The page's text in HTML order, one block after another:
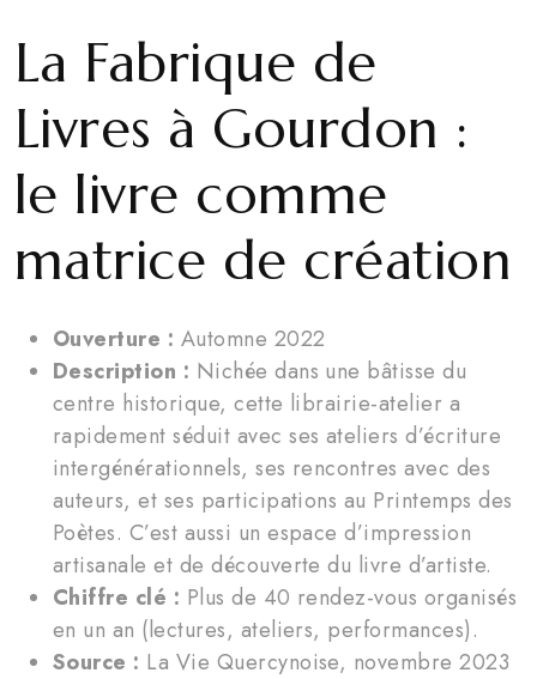
La Fabrique de
Livres à Gourdon :
le livre comme
matrice de création
Ouverture : Automne 2022
Description : Nichée dans une bâtisse du
centre historique, cette librairie-atelier a
rapidement séduit avec ses ateliers d’écriture
intergénérationnels, ses rencontres avec des
auteurs, et ses participations au Printemps des
Poètes. C’est aussi un espace d’impression
artisanale et de découverte du livre d’artiste.
Chiffre clé : Plus de 40 rendez-vous organisés
en un an (lectures, ateliers, performances).
Source : La Vie Quercynoise, novembre 2023